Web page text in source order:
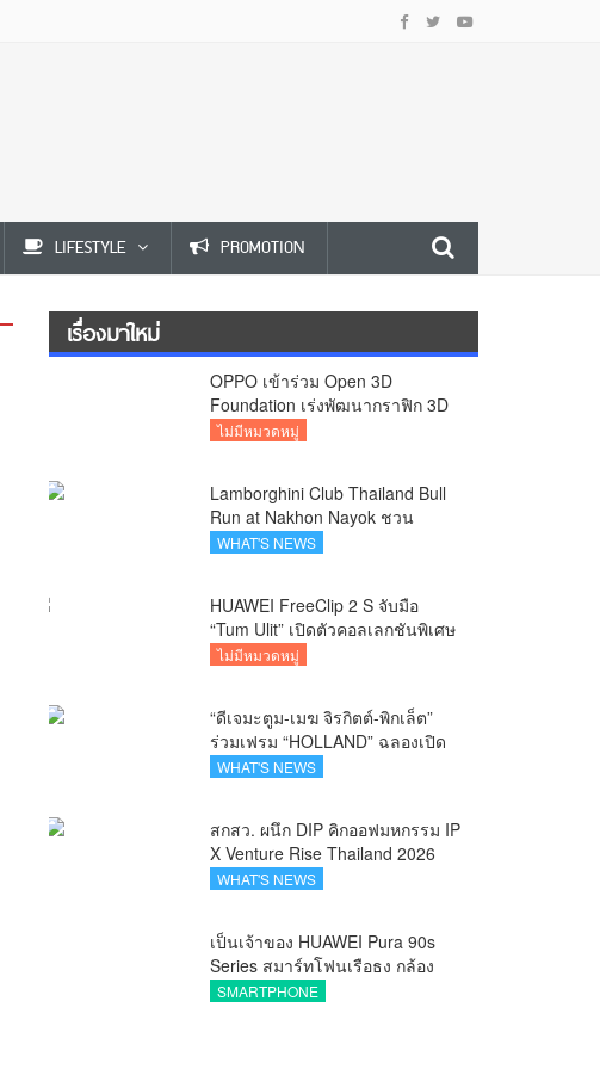
LIFESTYLE PROMOTION
เรื่องมาใหม่
OPPO เข้าร่วม Open 3D
Foundation เร่งพัฒนากราฟิก 3D
บนอุปกรณ์มือถือ
ไม่มีหมวดหมู่
Lamborghini Club Thailand Bull
Run at Nakhon Nayok ชวน
คาราวานกระทิงดุ สัมผัสธรรมชาติ
WHAT'S NEWS
HUAWEI FreeClip 2 S จับมือ
“Tum Ulit” เปิดตัวคอลเลกชันพิเศษ
Space Explorer ถ่ายทอดศิลปะบน
ไม่มีหมวดหมู่
“ดีเจมะตูม-เมฆ จิรกิตต์-พิกเล็ต”
ร่วมเฟรม “HOLLAND” ฉลองเปิด
ตัว SELBAN แบรนด์แฟชั่น
WHAT'S NEWS
สกสว. ผนึก DIP คิกออฟมหกรรม IP
X Venture Rise Thailand 2026
สร้างระบบนิเวศเชื่อมทรัพย์สินทาง
WHAT'S NEWS
เป็นเจ้าของ HUAWEI Pura 90s
Series สมาร์ทโฟนเรือธง กล้อง
ถ่ายสวยสมจริงทุกระยะ พร้อมของ
SMARTPHONE